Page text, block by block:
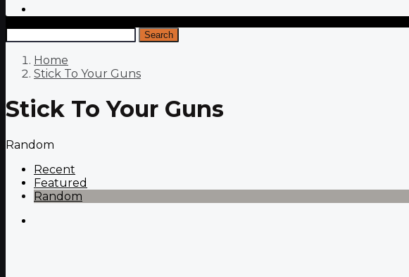
Search
Home
Stick To Your Guns
Stick To Your Guns
Random
Recent
Featured
Random